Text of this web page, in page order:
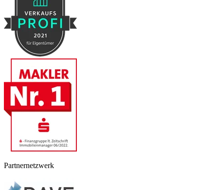
Partnernetzwerk